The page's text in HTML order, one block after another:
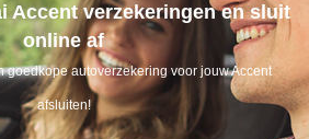
Accent verzekeringen en sluit
online af
goedkope autoverzekering voor jouw Accent
afsluiten!